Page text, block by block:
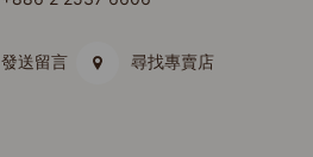
發送留言 尋找專賣店